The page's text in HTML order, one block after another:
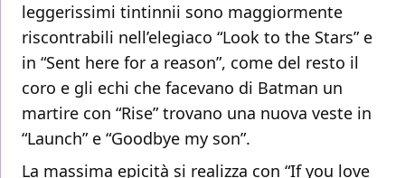
leggerissimi tintinnii sono maggiormente
riscontrabili nell’elegiaco “Look to the Stars” e
in “Sent here for a reason”, come del resto il
coro e gli echi che facevano di Batman un
martire con “Rise” trovano una nuova veste in
“Launch” e “Goodbye my son”.
La massima epicità si realizza con “If you love